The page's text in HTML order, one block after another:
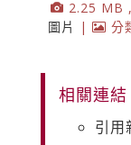
2.25 MB
圖片
| 分
相關連結
引用